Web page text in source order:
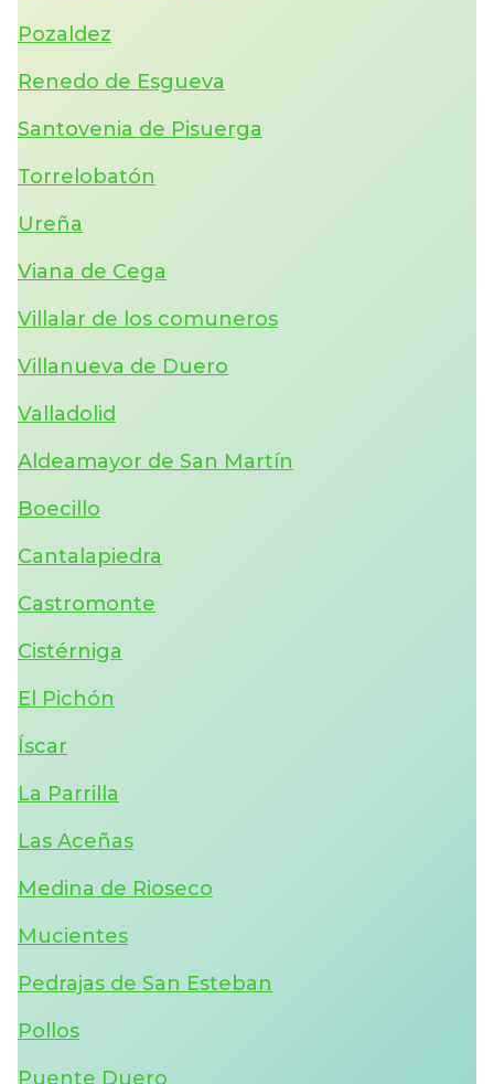
Pozaldez
Renedo de Esgueva
Santovenia de Pisuerga
Torrelobatón
Ureña
Viana de Cega
Villalar de los comuneros
Villanueva de Duero
Valladolid
Aldeamayor de San Martín
Boecillo
Cantalapiedra
Castromonte
Cistérniga
El Pichón
Íscar
La Parrilla
Las Aceñas
Medina de Rioseco
Mucientes
Pedrajas de San Esteban
Pollos
Puente Duero